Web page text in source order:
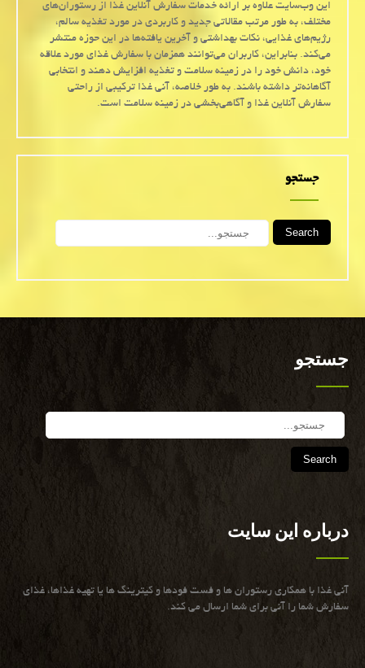
این وب‌سایت علاوه بر ارائه خدمات سفارش آنلاین غذا از رستوران‌های
مختلف، به طور مرتب مقالاتی جدید و کاربردی در مورد تغذیه سالم،
رژیم‌های غذایی، نکات بهداشتی و آخرین یافته‌ها در این حوزه منتشر
می‌کند. بنابراین، کاربران می‌توانند همزمان با سفارش غذای مورد علاقه
خود، دانش خود را در زمینه سلامت و تغذیه افزایش دهند و انتخابی
آگاهانه‌تر داشته باشند. به طور خلاصه، آنی غذا ترکیبی از راحتی
سفارش آنلاین غذا و آگاهی‌بخشی در زمینه سلامت است.
جستجو
Search
جستجو
درباره این سایت
آنی غذا با همكاری رستوران ها و فست فودها و كیترینگ ها یا تهیه غذاها، غذای
سفارش شما را آنی برای شما ارسال می كند.